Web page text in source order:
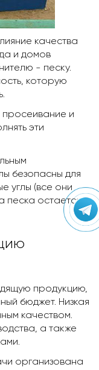
качества
и домов
- песку.
которую
просеивание и
эти
безопасны для
углы (все они
песка остается
продукцию,
бюджет. Низкая
качеством.
а также
организована